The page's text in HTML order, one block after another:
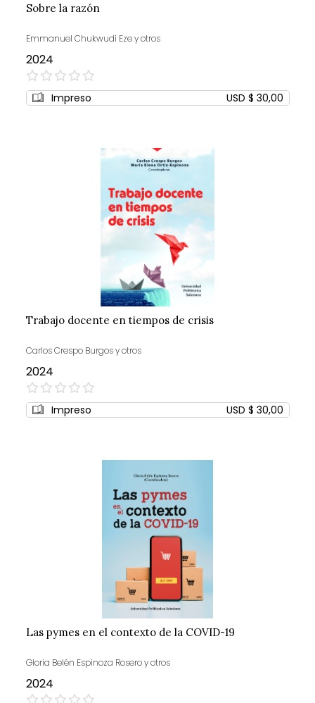
Sobre la razón
Emmanuel Chukwudi Eze y otros
2024
0%
Impreso USD $ 30,00
Trabajo docente en tiempos de crisis
Carlos Crespo Burgos y otros
2024
0%
Impreso USD $ 30,00
Las pymes en el contexto de la COVID-19
Gloria Belén Espinoza Rosero y otros
2024